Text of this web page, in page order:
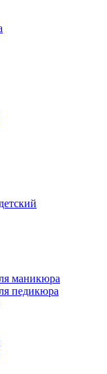
маникюра
педикюра